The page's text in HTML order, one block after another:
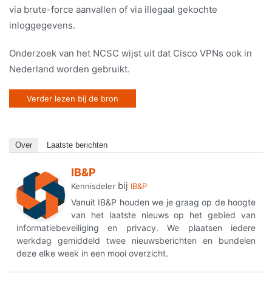
via brute-force aanvallen of via illegaal gekochte
inloggegevens.
Onderzoek van het NCSC wijst uit dat Cisco VPNs ook in
Nederland worden gebruikt.
Verder lezen bij de bron
Over Laatste berichten
IB&P
Kennisdeler bij IB&P
Vanuit IB&P houden we je graag op de hoogte
van het laatste nieuws op het gebied van
informatiebeveiliging en privacy. We plaatsen iedere
werkdag gemiddeld twee nieuwsberichten en bundelen
deze elke week in een mooi overzicht.